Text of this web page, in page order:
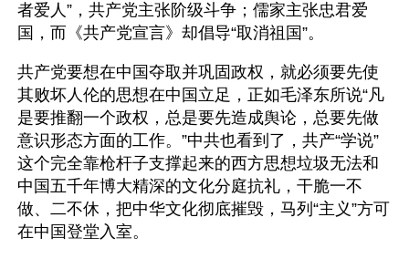
者爱人”，共产党主张阶级斗争；儒家主张忠君爱
国，而《共产党宣言》却倡导“取消祖国”。
共产党要想在中国夺取并巩固政权，就必须要先使
其败坏人伦的思想在中国立足，正如毛泽东所说“凡
是要推翻一个政权，总是要先造成舆论，总要先做
意识形态方面的工作。”中共也看到了，共产“学说”
这个完全靠枪杆子支撑起来的西方思想垃圾无法和
中国五千年博大精深的文化分庭抗礼，干脆一不
做、二不休，把中华文化彻底摧毁，马列“主义”方可
在中国登堂入室。